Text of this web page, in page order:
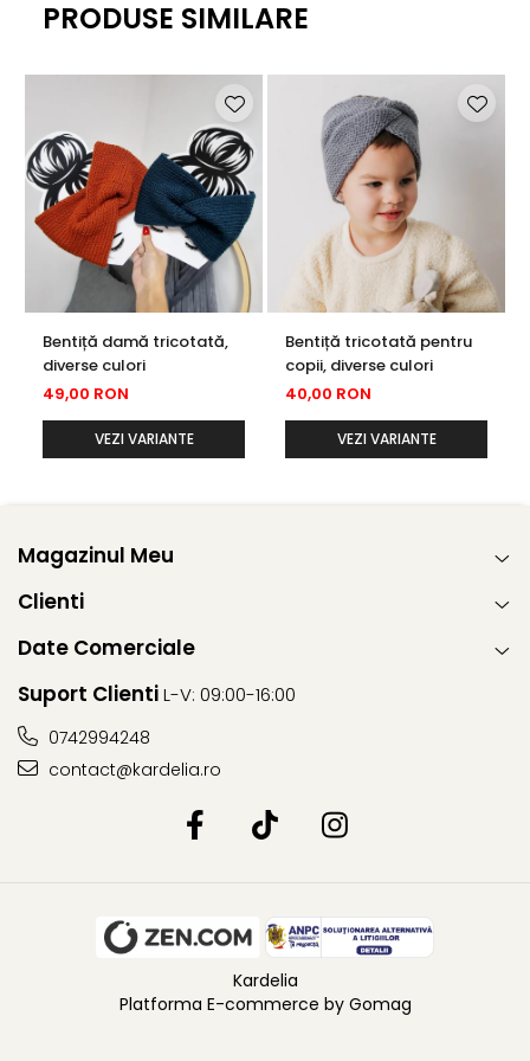
PRODUSE SIMILARE
Bentiță damă tricotată,
diverse culori
49,00 RON
VEZI VARIANTE
Bentiță tricotată pentru
copii, diverse culori
40,00 RON
VEZI VARIANTE
Magazinul Meu
Clienti
Date Comerciale
Suport ClientiL-V: 09:00-16:00
0742994248
contact@kardelia.ro
Kardelia
Platforma E-commerce by Gomag